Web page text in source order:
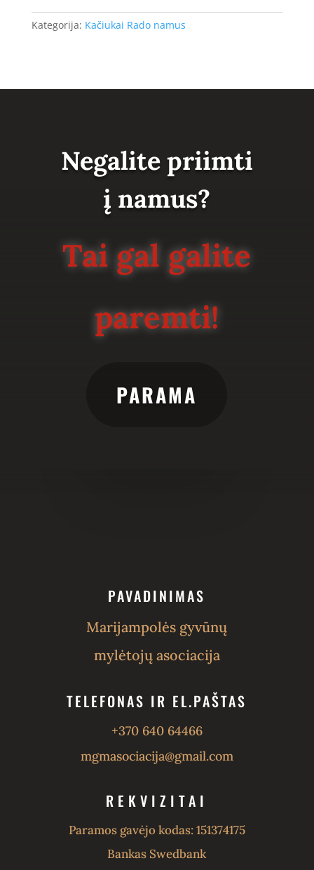
Kategorija: Kačiukai Rado namus
Negalite priimti
į namus?
Tai gal galite
paremti!
PARAMA
PAVADINIMAS
Marijampolės gyvūnų
mylėtojų asociacija
TELEFONAS IR EL.PAŠTAS
+370 640 64466
mgmasociacija@gmail.com
REKVIZITAI
Paramos gavėjo kodas: 151374175
Bankas Swedbank